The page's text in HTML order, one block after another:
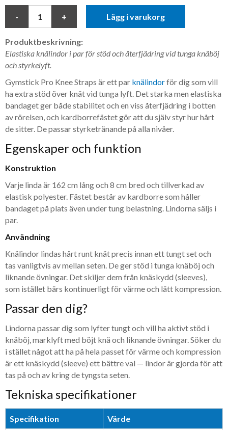
Lägg i varukorg
Produktbeskrivning:
Elastiska knälindor i par för stöd och återfjädring vid tunga knäböj
och styrkelyft.
Gymstick Pro Knee Straps är ett par knälindorför dig som vill
ha extra stöd över knät vid tunga lyft. Det starka men elastiska
bandaget ger både stabilitet och en viss återfjädring i botten
av rörelsen, och kardborrefästet gör att du själv styr hur hårt
de sitter. De passar styrketränande på alla nivåer.
Egenskaper och funktion
Konstruktion
Varje linda är 162 cm lång och 8 cm bred och tillverkad av
elastisk polyester. Fästet består av kardborre som håller
bandaget på plats även under tung belastning. Lindorna säljs i
par.
Användning
Knälindor lindas hårt runt knät precis innan ett tungt set och
tas vanligtvis av mellan seten. De ger stöd i tunga knäböj och
liknande övningar. Det skiljer dem från knäskydd (sleeves),
som istället bärs kontinuerligt för värme och lätt kompression.
Passar den dig?
Lindorna passar dig som lyfter tungt och vill ha aktivt stöd i
knäböj, marklyft med böjt knä och liknande övningar. Söker du
i stället något att ha på hela passet för värme och kompression
är ett knäskydd (sleeve) ett bättre val — lindor är gjorda för att
tas på och av kring de tyngsta seten.
Tekniska specifikationer
Specifikation Värde